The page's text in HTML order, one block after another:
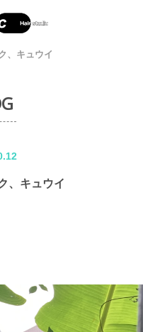
、キュウイ
、キュウイ